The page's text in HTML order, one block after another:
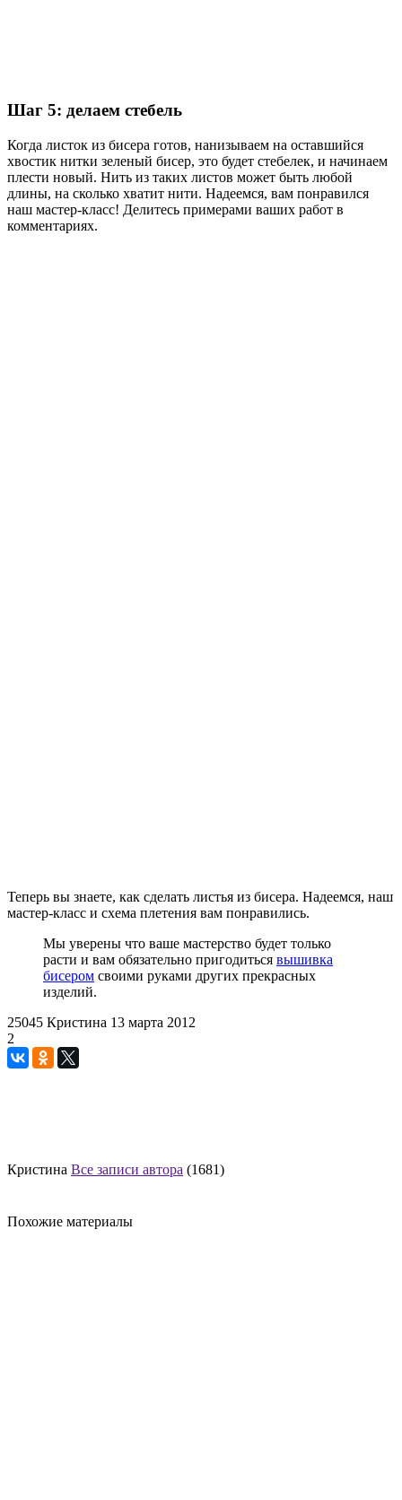
Шаг 5: делаем стебель
Когда листок из бисера готов, нанизываем на оставшийся
хвостик нитки зеленый бисер, это будет стебелек, и начинаем
плести новый. Нить из таких листов может быть любой
длины, на сколько хватит нити. Надеемся, вам понравился
наш мастер-класс! Делитесь примерами ваших работ в
комментариях.
Теперь вы знаете, как сделать листья из бисера. Надеемся, наш
мастер-класс и схема плетения вам понравились.
Мы уверены что ваше мастерство будет только
расти и вам обязательно пригодиться вышивка
бисером своими руками других прекрасных
изделий.
25045 Кристина 13 марта 2012
2
Кристина Все записи автора (1681)
Похожие материалы